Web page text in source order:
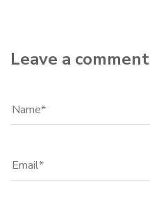
Leave a comment